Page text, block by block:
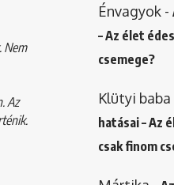
Nem
Az
Énvagyok-
– Az élet
csemege?
Klütyi baba
hatásai – Az
csak finom